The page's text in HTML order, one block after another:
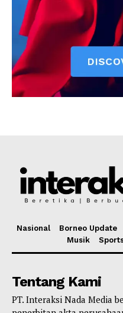
Nasional Borneo Update
Musik
Tentang Kami
PT. Interaksi Nada Media